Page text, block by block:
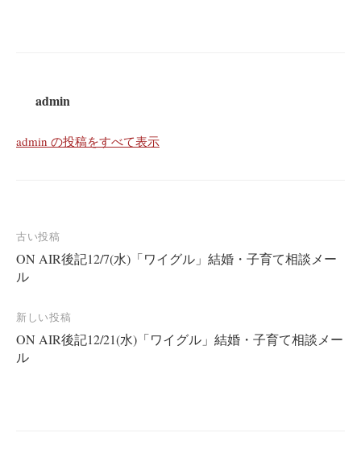
admin
admin の投稿をすべて表示
投
稿
ナ
ビ
ゲ
ー
古い投稿
ON AIR後記12/7(水)「ワイグル」結婚・子育て相談メー
ル
新しい投稿
ON AIR後記12/21(水)「ワイグル」結婚・子育て相談メー
ル